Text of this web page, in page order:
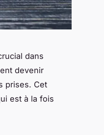
dans
devenir
prises. Cet
est à la fois